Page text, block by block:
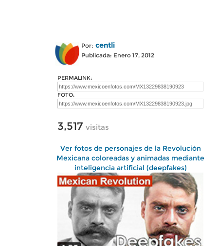
Por: centli
Publicada: Enero 17, 2012
PERMALINK:
FOTO:
3,517 visitas
Ver fotos de personajes de la Revolución
Mexicana coloreadas y animadas mediante
inteligencia artificial (deepfakes)